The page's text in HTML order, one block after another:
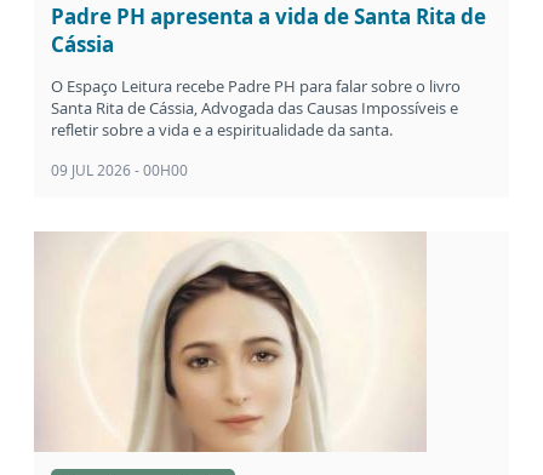
Padre PH apresenta a vida de Santa Rita de
Cássia
O Espaço Leitura recebe Padre PH para falar sobre o livro
Santa Rita de Cássia, Advogada das Causas Impossíveis e
refletir sobre a vida e a espiritualidade da santa.
09 JUL 2026 - 00H00